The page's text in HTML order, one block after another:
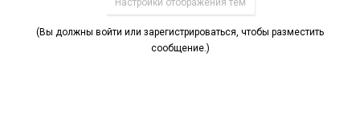
Настройки отображения тем
(Вы должны войти или зарегистрироваться, чтобы разместить
сообщение.)